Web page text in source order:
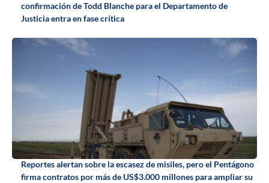
confirmación de Todd Blanche para el Departamento de
Justicia entra en fase crítica
Reportes alertan sobre la escasez de misiles, pero el Pentágono
firma contratos por más de US$3.000 millones para ampliar su